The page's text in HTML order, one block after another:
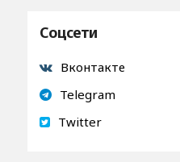
Соцсети
Вконтакте
Telegram
Twitter